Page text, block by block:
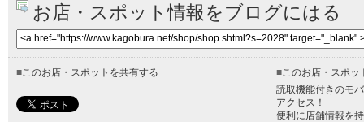
お店・スポット情報をブログにはる
■ このお店・スポットを共有する ■ このお店・スポ
読取機能付きのモ
アクセス！
便利に店舗情報を